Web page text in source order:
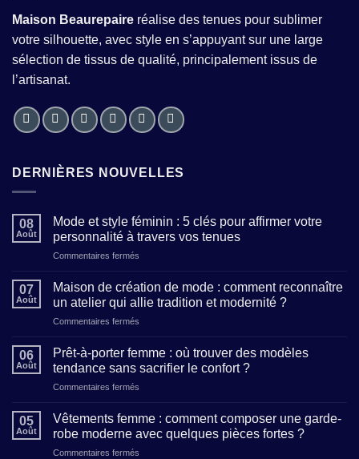
Maison Beaurepaire réalise des tenues pour sublimer
votre silhouette, avec style en s’appuyant sur une large
sélection de tissus de qualité, principalement issus de
l’artisanat.
DERNIÈRES NOUVELLES
08
Août
Mode et style féminin : 5 clés pour affirmer votre
personnalité à travers vos tenues
Commentaires fermés
et
style
féminin
clés
pour
à
travers
07
Août
Maison de création de mode : comment reconnaître
un atelier qui allie tradition et modernité ?
Commentaires fermés
création
de
comment
reconnaître
06
Août
Prêt-à-porter femme : où trouver des modèles
tendance sans sacrifier le confort ?
Commentaires fermés
femme
05
Août
Vêtements femme : comment composer une garde-
robe moderne avec quelques pièces fortes ?
Commentaires fermés